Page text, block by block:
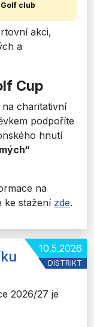
club
akci,
a
Cup
charitativní
podpoříte
hnutí
na
ke stažení zde.
10.5.2026
DISTRIKT
2026/27 je